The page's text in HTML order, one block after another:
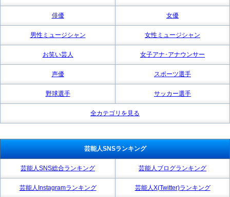
俳優 女優
男性ミュージシャン 女性ミュージシャン
お笑い芸人 女子アナ･アナウンサー
声優 スポーツ選手
野球選手 サッカー選手
全カテゴリを見る
芸能人SNSランキング
芸能人SNS総合ランキング 芸能人ブログランキング
芸能人Instagramランキング 芸能人X(Twitter)ランキング